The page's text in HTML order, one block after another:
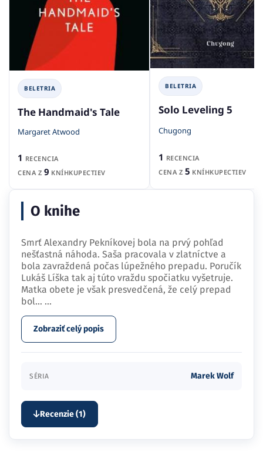
BELETRIA
The Handmaid's Tale
Margaret Atwood
1 RECENCIA
CENA Z 9 KNÍHKUPECTIEV
BELETRIA
Solo Leveling 5
Chugong
1 RECENCIA
CENA Z 5 KNÍHKUPECTIEV
O knihe
Smrť Alexandry Pekníkovej bola na prvý pohľad
nešťastná náhoda. Saša pracovala v zlatníctve a
bola zavraždená počas lúpežného prepadu. Poručík
Lukáš Líška tak aj túto vraždu spočiatku vyšetruje.
Matka obete je však presvedčená, že celý prepad
bol… ...
Zobraziť celý popis
SÉRIA Marek Wolf
Recenzie (1)